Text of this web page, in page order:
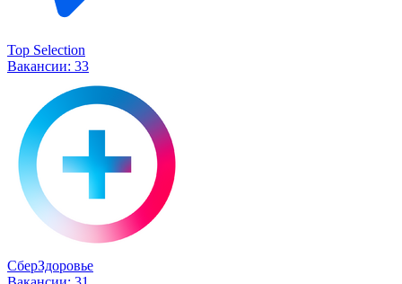
Top Selection
Вакансии: 33
СберЗдоровье